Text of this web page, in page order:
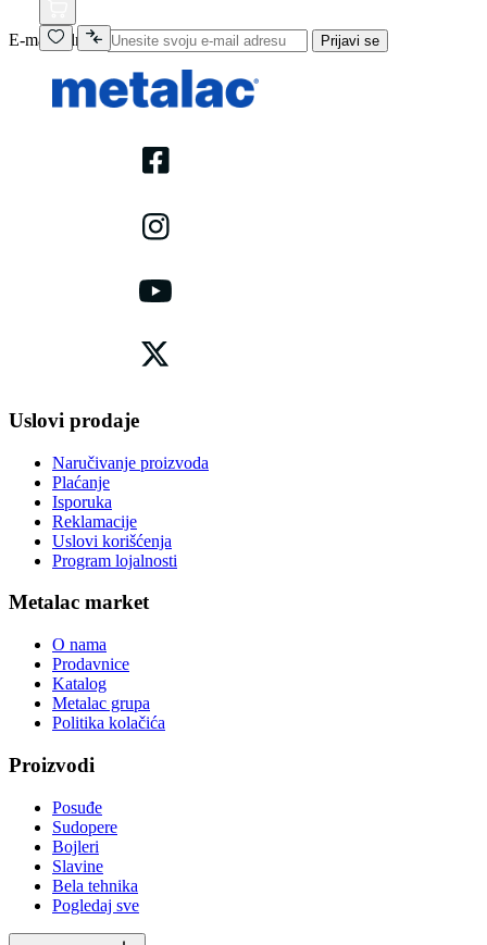
E-mail adresa Prijavi se
Uslovi prodaje
Naručivanje proizvoda
Plaćanje
Isporuka
Reklamacije
Uslovi korišćenja
Program lojalnosti
Metalac market
O nama
Prodavnice
Katalog
Metalac grupa
Politika kolačića
Proizvodi
Posuđe
Sudopere
Bojleri
Slavine
Bela tehnika
Pogledaj sve